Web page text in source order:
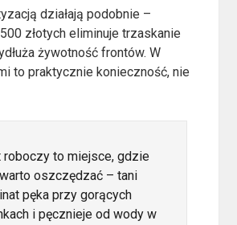
działają podobnie –
złotych eliminuje trzaskanie
żywotność frontów. W
to praktycznie konieczność, nie
roboczy to miejsce, gdzie
oszczędzać – tani
pęka przy gorących
i pęcznieje od wody w